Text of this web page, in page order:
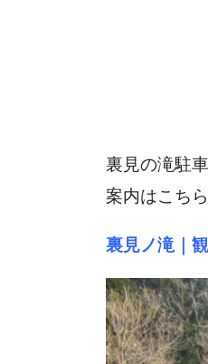
裏見の滝駐
案内はこち
裏見ノ滝｜